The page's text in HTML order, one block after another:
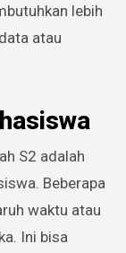
lebih
atau
S2 adalah
Beberapa
waktu atau
Ini bisa